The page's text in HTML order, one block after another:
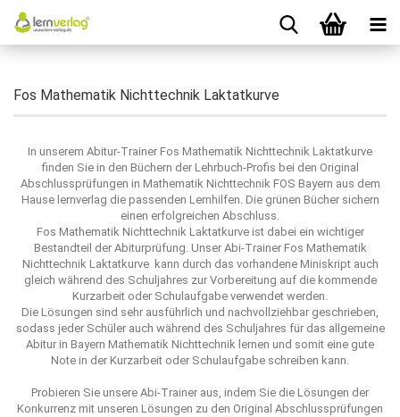
Fos Mathematik Nichttechnik Laktatkurve
In unserem Abitur-Trainer Fos Mathematik Nichttechnik Laktatkurve
finden Sie in den Büchern der Lehrbuch-Profis bei den Original
Abschlussprüfungen in Mathematik Nichttechnik FOS Bayern aus dem
Hause lernverlag die passenden Lernhilfen. Die grünen Bücher sichern
einen erfolgreichen Abschluss.
Fos Mathematik Nichttechnik Laktatkurve ist dabei ein wichtiger
Bestandteil der Abiturprüfung. Unser Abi-Trainer Fos Mathematik
Nichttechnik Laktatkurve kann durch das vorhandene Miniskript auch
gleich während des Schuljahres zur Vorbereitung auf die kommende
Kurzarbeit oder Schulaufgabe verwendet werden.
Die Lösungen sind sehr ausführlich und nachvollziehbar geschrieben,
sodass jeder Schüler auch während des Schuljahres für das allgemeine
Abitur in Bayern Mathematik Nichttechnik lernen und somit eine gute
Note in der Kurzarbeit oder Schulaufgabe schreiben kann.
Probieren Sie unsere Abi-Trainer aus, indem Sie die Lösungen der
Konkurrenz mit unseren Lösungen zu den Original Abschlussprüfungen